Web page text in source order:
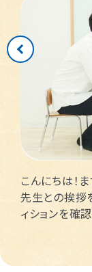
こんにちは！
先生との挨拶
ィションを確